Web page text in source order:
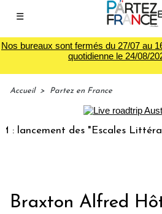
☰
Nos bureaux sont fermés du 27/07 au
quotidienne le 24/08/
Accueil > Partez en France
des "Escales
Braxton Alfred